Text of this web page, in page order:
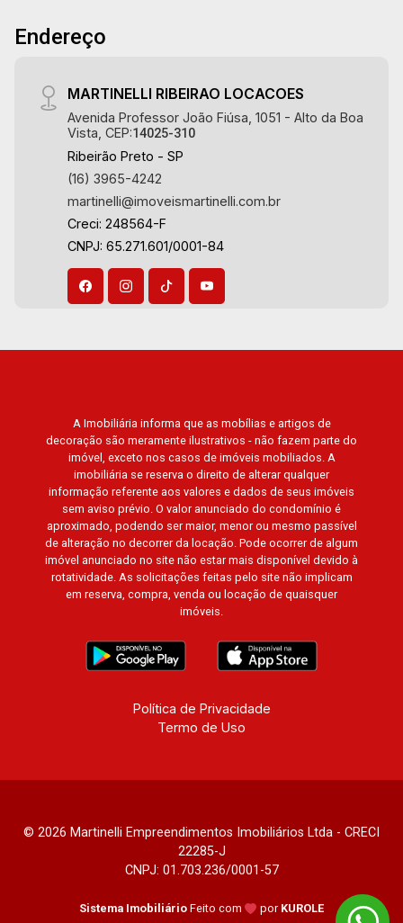
Endereço
MARTINELLI RIBEIRAO LOCACOES
Avenida Professor João Fiúsa, 1051 - Alto da Boa
Vista, CEP:14025-310
Ribeirão Preto - SP
(16) 3965-4242
martinelli@imoveismartinelli.com.br
Creci: 248564-F
CNPJ: 65.271.601/0001-84
A Imobiliária informa que as mobílias e artigos de
decoração são meramente ilustrativos - não fazem parte do
imóvel, exceto nos casos de imóveis mobiliados. A
imobiliária se reserva o direito de alterar qualquer
informação referente aos valores e dados de seus imóveis
sem aviso prévio. O valor anunciado do condomínio é
aproximado, podendo ser maior, menor ou mesmo passível
de alteração no decorrer da locação. Pode ocorrer de algum
imóvel anunciado no site não estar mais disponível devido à
rotatividade. As solicitações feitas pelo site não implicam
em reserva, compra, venda ou locação de quaisquer
imóveis.
Política de Privacidade
Termo de Uso
© 2026 Martinelli Empreendimentos Imobiliários Ltda - CRECI
22285-J
CNPJ: 01.703.236/0001-57
Sistema Imobiliário Feito com por KUROLE